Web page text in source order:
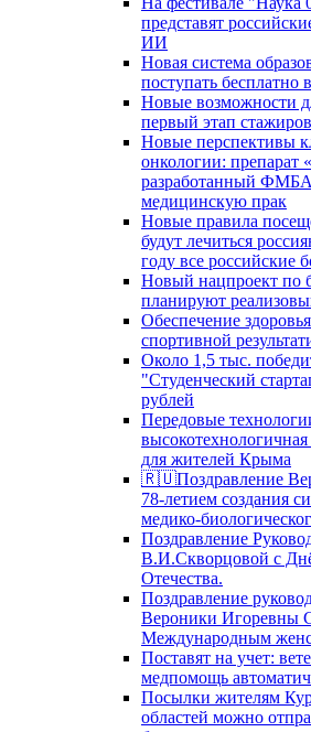
представят
ИИ
Новая система
поступать
Новые возможности
первый этап
Новые перспективы
онкологии: препарат
разработанный
медицинскую прак
Новые правила
будут лечиться
году все российские
Новый нацпроект по
планируют
Обеспечение
спортивной
Около 1,5 тыс.
"Студенческий
рублей
Передовые
для жителей Крыма
🇷🇺Поздравление
78-летием создания
медико-
Поздравление
В.И.Скворцовой с
Отечества.
Поздравление
Вероники Игоревны
Международным
Поставят на учет:
медпомощь
Посылки жителям
областей можно